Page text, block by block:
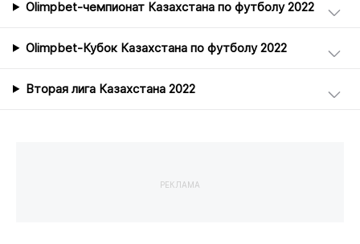
Olimpbet-чемпионат Казахстана по футболу 2022
Olimpbet-Кубок Казахстана по футболу 2022
Вторая лига Казахстана 2022
РЕКЛАМА